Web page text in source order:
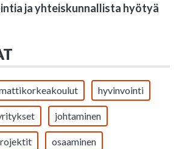
ja yhteiskunnallista hyötyä
hyvinvointi
johtaminen
osaaminen